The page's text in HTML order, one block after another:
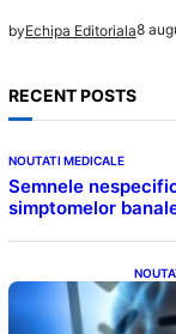
byEchipa Editoriala8
RECENT POSTS
NOUTATI MEDICALE
Semnele
simptomelor